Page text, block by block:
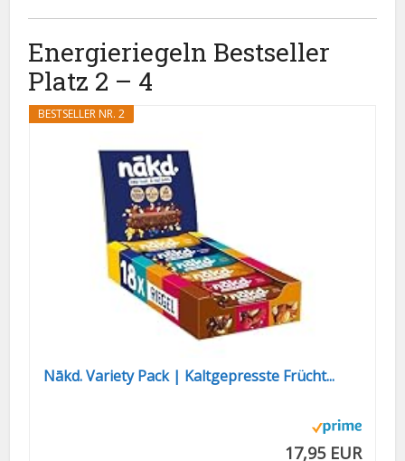
Energieriegeln Bestseller
Platz 2 – 4
BESTSELLER NR. 2
Nākd. Variety Pack | Kaltgepresste Frücht...
17,95 EUR